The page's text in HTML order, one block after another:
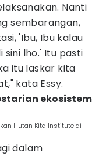
Nanti
sembarangan,
'Ibu, Ibu kalau
sini lho.' Itu pasti
itu laskar kita
kata Essy.
ekosistem
Hutan Kita Institute di
dalam